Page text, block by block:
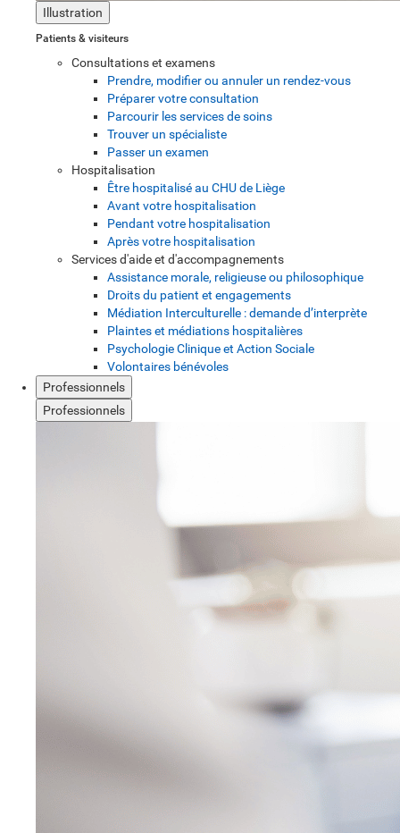
Illustration
Patients & visiteurs
Consultations et examens
Prendre, modifier ou annuler un rendez-vous
Préparer votre consultation
Parcourir les services de soins
Trouver un spécialiste
Passer un examen
Hospitalisation
Être hospitalisé au CHU de Liège
Avant votre hospitalisation
Pendant votre hospitalisation
Après votre hospitalisation
Services d'aide et d'accompagnements
Assistance morale, religieuse ou philosophique
Droits du patient et engagements
Médiation Interculturelle : demande d’interprète
Plaintes et médiations hospitalières
Psychologie Clinique et Action Sociale
Volontaires bénévoles
Professionnels
Professionnels